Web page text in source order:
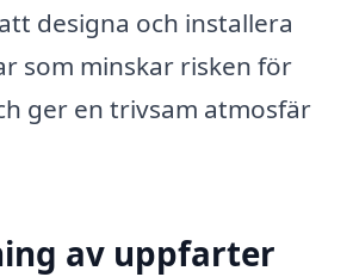
designa och installera
som minskar risken för
ger en trivsam atmosfär
av uppfarter